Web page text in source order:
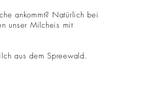
ankommt? Natürlich bei
unser Milcheis mit
aus dem Spreewald.